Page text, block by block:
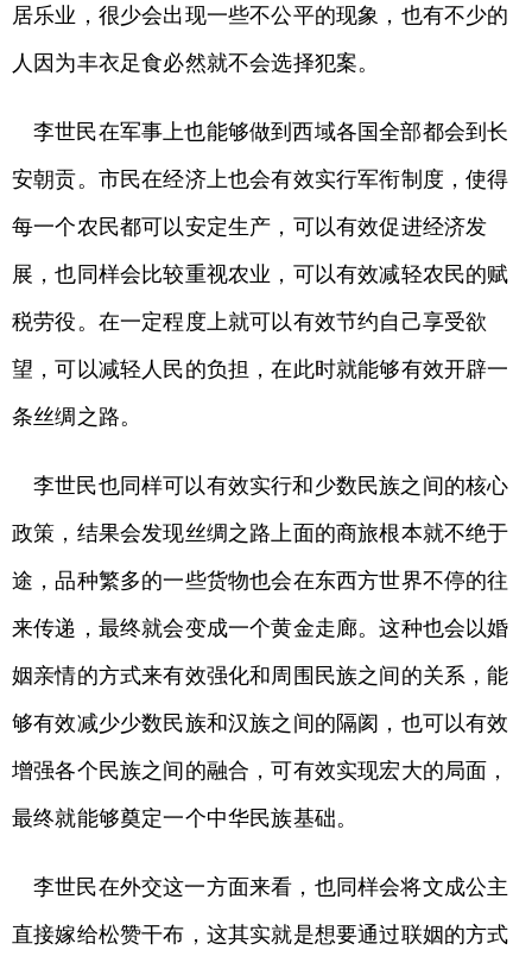
居乐业，很少会出现一些不公平的现象，也有不少的
人因为丰衣足食必然就不会选择犯案。
李世民在军事上也能够做到西域各国全部都会到长
安朝贡。市民在经济上也会有效实行军衔制度，使得
每一个农民都可以安定生产，可以有效促进经济发
展，也同样会比较重视农业，可以有效减轻农民的赋
税劳役。在一定程度上就可以有效节约自己享受欲
望，可以减轻人民的负担，在此时就能够有效开辟一
条丝绸之路。
李世民也同样可以有效实行和少数民族之间的核心
政策，结果会发现丝绸之路上面的商旅根本就不绝于
途，品种繁多的一些货物也会在东西方世界不停的往
来传递，最终就会变成一个黄金走廊。这种也会以婚
姻亲情的方式来有效强化和周围民族之间的关系，能
够有效减少少数民族和汉族之间的隔阂，也可以有效
增强各个民族之间的融合，可有效实现宏大的局面，
最终就能够奠定一个中华民族基础。
李世民在外交这一方面来看，也同样会将文成公主
直接嫁给松赞干布，这其实就是想要通过联姻的方式